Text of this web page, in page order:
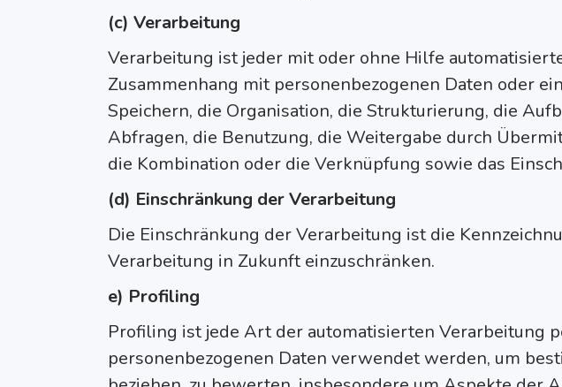
(c) Verarbeitung
Verarbeitung ist jeder mit oder ohne Hilfe
Zusammenhang mit personenbezogenen Daten oder
Speichern, die Organisation, die Strukturierung, die
Abfragen, die Benutzung, die Weitergabe durch
die Kombination oder die Verknüpfung sowie das
(d) Einschränkung der Verarbeitung
Die Einschränkung der Verarbeitung ist die
Verarbeitung in Zukunft einzuschränken.
e) Profiling
Profiling ist jede Art der automatisierten Verarbeitung
personenbezogenen Daten verwendet werden, um